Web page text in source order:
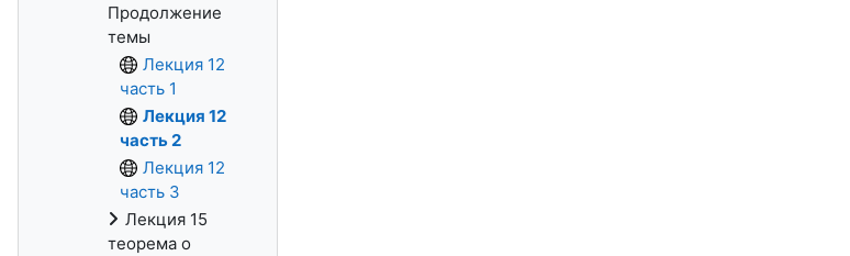
Продолжение
темы
Лекция 12
часть 1
Лекция 12
часть 2
Лекция 12
часть 3
Лекция 15
теорема о